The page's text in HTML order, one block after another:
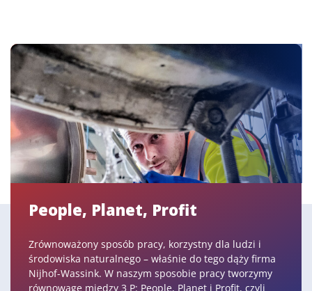
People, Planet, Profit
Zrównoważony sposób pracy, korzystny dla ludzi i
środowiska naturalnego – właśnie do tego dąży firma
Nijhof-Wassink. W naszym sposobie pracy tworzymy
równowagę między 3 P: People, Planet i Profit, czyli